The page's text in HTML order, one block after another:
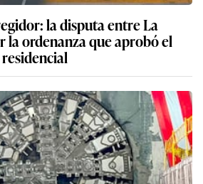
la disputa entre La
ordenanza que aprobó el